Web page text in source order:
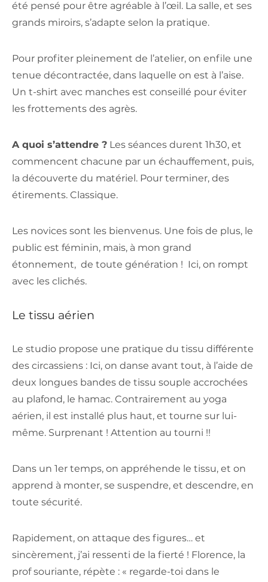
été pensé pour être agréable à l’œil. La salle, et ses
grands miroirs, s’adapte selon la pratique.
Pour profiter pleinement de l’atelier, on enfile une
tenue décontractée, dans laquelle on est à l’aise.
Un t-shirt avec manches est conseillé pour éviter
les frottements des agrès.
A quoi s’attendre ? Les séances durent 1h30, et
commencent chacune par un échauffement, puis,
la découverte du matériel. Pour terminer, des
étirements. Classique.
Les novices sont les bienvenus. Une fois de plus, le
public est féminin, mais, à mon grand
étonnement, de toute génération ! Ici, on rompt
avec les clichés.
Le tissu aérien
Le studio propose une pratique du tissu différente
des circassiens : Ici, on danse avant tout, à l’aide de
deux longues bandes de tissu souple accrochées
au plafond, le hamac. Contrairement au yoga
aérien, il est installé plus haut, et tourne sur lui-
même. Surprenant ! Attention au tourni !!
Dans un 1er temps, on appréhende le tissu, et on
apprend à monter, se suspendre, et descendre, en
toute sécurité.
Rapidement, on attaque des figures… et
sincèrement, j’ai ressenti de la fierté ! Florence, la
prof souriante, répète : « regarde-toi dans le